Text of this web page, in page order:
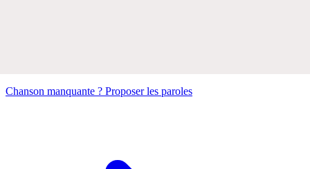
Chanson manquante ? Proposer les paroles